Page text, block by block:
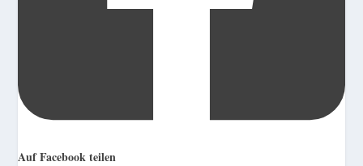
Auf Facebook teilen